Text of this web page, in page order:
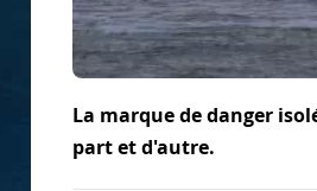
La marque de danger
part et d'autre.